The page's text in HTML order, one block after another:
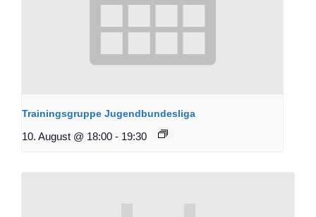
Trainingsgruppe Jugendbundesliga
10. August @ 18:00 - 19:30